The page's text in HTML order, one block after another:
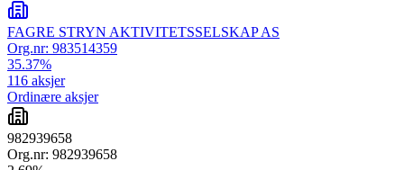
FAGRE STRYN AKTIVITETSSELSKAP AS
Org.nr: 983514359
35.37%
116 aksjer
Ordinære aksjer
982939658
Org.nr: 982939658